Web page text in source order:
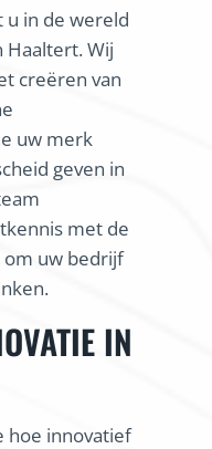
u in de wereld
Haaltert. Wij
creëren van
uw merk
geven in
met de
uw bedrijf
IN
hoe innovatief